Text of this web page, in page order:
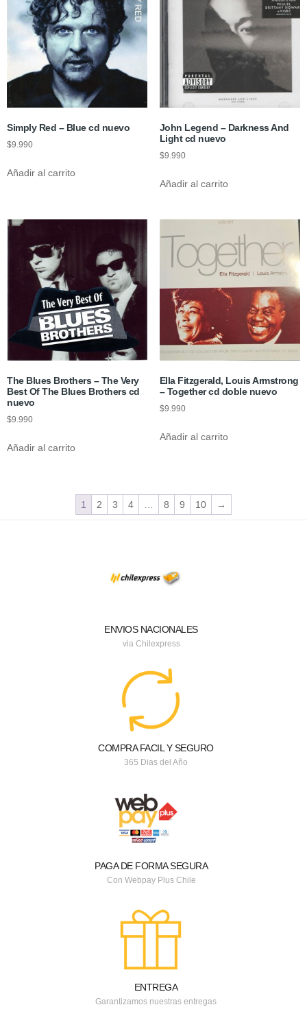
Simply Red – Blue cd nuevo
$9.990
Añadir al carrito
John Legend – Darkness And
Light cd nuevo
$9.990
Añadir al carrito
The Blues Brothers – The Very
Best Of The Blues Brothers cd
nuevo
$9.990
Añadir al carrito
Ella Fitzgerald, Louis Armstrong
– Together cd doble nuevo
$9.990
Añadir al carrito
1 2 3 4 8 9 10 →
ENVIOS NACIONALES
via Chilexpress
COMPRA FACIL Y SEGURO
365 Dias del Año
PAGA DE FORMA SEGURA
Con Webpay Plus Chile
ENTREGA
Garantizamos nuestras entregas